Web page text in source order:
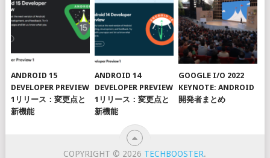
ANDROID 15
DEVELOPER PREVIEW
1リリース：変更点と
新機能
ANDROID 14
DEVELOPER PREVIEW
1リリース：変更点と
新機能
GOOGLE I/O 2022
KEYNOTE: ANDROID
開発者まとめ
COPYRIGHT © 2026 TECHBOOSTER.